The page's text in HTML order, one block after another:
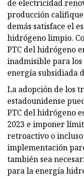
de electricidad
producción califique
demás satisface el
hidrógeno limpio.
PTC del hidrógeno
inadmisible para los
energía subsidiada
La adopción de los
estadounidense
PTC del hidrógeno
2023 e imponer
retroactivo o
implementación
también sea
para la energía